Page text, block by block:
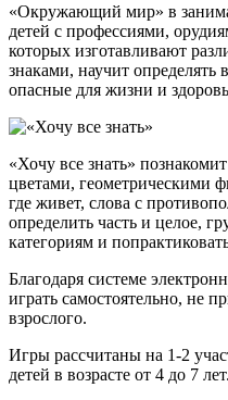
«Окружающий мир» в
детей с профессиями,
которых изготавливают
знаками, научит определять
опасные для жизни и
«Хочу все знать»
цветами, геометрическими
где живет, слова с
определить часть и целое,
категориям и
Благодаря системе
играть самостоятельно, не
взрослого.
Игры рассчитаны на 1-2
детей в возрасте от 4 до 7 лет.